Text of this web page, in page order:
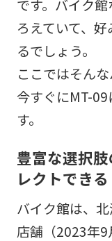
です。バイク
ろえていて、
るでしょう。
ここではそん
今すぐにMT-
す。
豊富な選択
レクトできる
バイク館は、
店舗（2023年9